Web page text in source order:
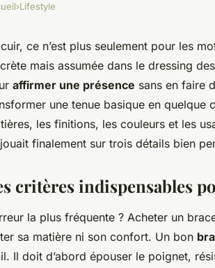
le bracelet
correspond
›Lifestyle
ce n’est plus seulement pour les
mais assumée dans le dressing
affirmer une présence sans en faire
une tenue basique en quelque
les finitions, les couleurs et les
finalement sur trois détails bien
critères indispensables
la plus fréquente ? Acheter un
sa matière ni son confort. Un bon
Il doit d’abord épouser le poignet,